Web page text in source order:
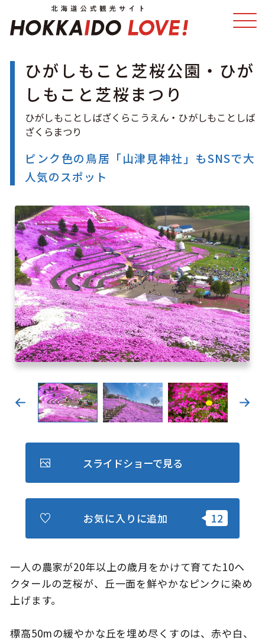
特集 スポット・体験
温泉 イベント
グルメ
アクセス
キュンちゃんオンラインショップ
北海道はやわかり
旅のテーマで探す
7つの国立公園
キュンちゃんの部屋
さっぽろ圏e旅ギフト
このサイトについて 観光資料
ひがしもこと芝桜公園・ひが
しもこと芝桜まつり
ピンク色の鳥居「山津見神社」もSNSで大
人気のスポット
一人の農家が20年以上の歳月をかけて育てた10ヘ
クタールの芝桜が、丘一面を鮮やかなピンクに染め
上げます。
標高50mの緩やかな丘を埋め尽くすのは、赤や白、
スライドショーで見る
お気に入りに追加